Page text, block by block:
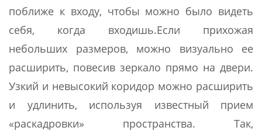
поближе к входу, чтобы можно было видеть
себя, когда входишь.Если прихожая
небольших размеров, можно визуально ее
расширить, повесив зеркало прямо на двери.
Узкий и невысокий коридор можно расширить
и удлинить, используя известный прием
«раскадровки» пространства. Так,